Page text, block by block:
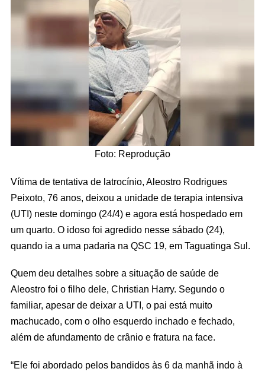
Foto: Reprodução
Vítima de tentativa de latrocínio, Aleostro Rodrigues
Peixoto, 76 anos, deixou a unidade de terapia intensiva
(UTI) neste domingo (24/4) e agora está hospedado em
um quarto. O idoso foi agredido nesse sábado (24),
quando ia a uma padaria na QSC 19, em Taguatinga Sul.
Quem deu detalhes sobre a situação de saúde de
Aleostro foi o filho dele, Christian Harry. Segundo o
familiar, apesar de deixar a UTI, o pai está muito
machucado, com o olho esquerdo inchado e fechado,
além de afundamento de crânio e fratura na face.
“Ele foi abordado pelos bandidos às 6 da manhã indo à